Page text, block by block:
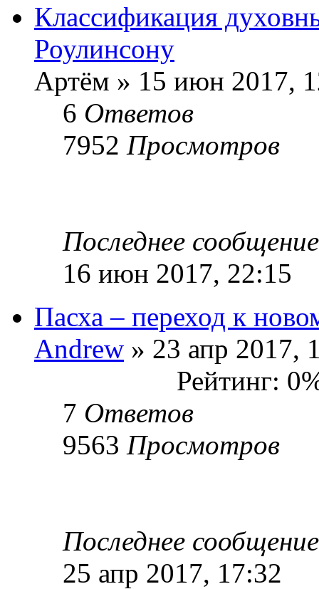
Классификация
Роулинсону
Артём » 15 июн 2017,
6 Ответов
7952 Просмотров
Последнее
16 июн 2017, 22:15
Пасха – переход к
Andrew » 23 апр 2017,
Рейтинг:
7 Ответов
9563 Просмотров
Последнее
25 апр 2017, 17:32